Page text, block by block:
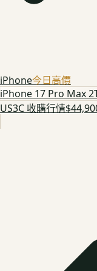
iPhone今日高價
iPhone 17 Pro Max
US3C 收購行情